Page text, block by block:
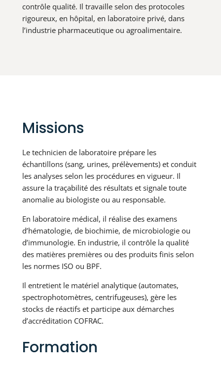
contrôle qualité. Il travaille selon des protocoles
rigoureux, en hôpital, en laboratoire privé, dans
l’industrie pharmaceutique ou agroalimentaire.
Missions
Le technicien de laboratoire prépare les
échantillons (sang, urines, prélèvements) et conduit
les analyses selon les procédures en vigueur. Il
assure la traçabilité des résultats et signale toute
anomalie au biologiste ou au responsable.
En laboratoire médical, il réalise des examens
d’hématologie, de biochimie, de microbiologie ou
d’immunologie. En industrie, il contrôle la qualité
des matières premières ou des produits finis selon
les normes ISO ou BPF.
Il entretient le matériel analytique (automates,
spectrophotomètres, centrifugeuses), gère les
stocks de réactifs et participe aux démarches
d’accréditation COFRAC.
Formation